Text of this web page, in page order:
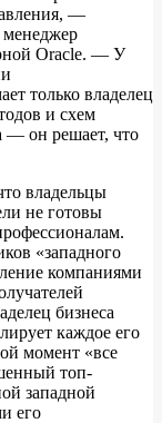
—
менеджер
Oracle. — У
только владелец
и схем
— он решает, что
владельцы
не готовы
«западного
компаниями
бизнеса
каждое его
момент «все
топ-
западной
его